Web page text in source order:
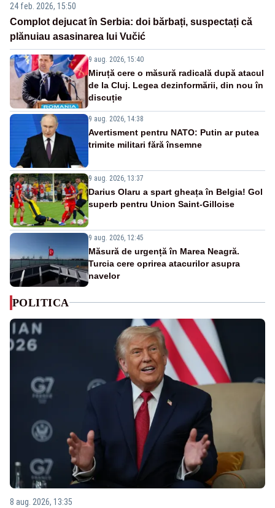
24 feb. 2026, 15:50
Complot dejucat în Serbia: doi bărbați, suspectați că
plănuiau asasinarea lui Vučić
9 aug. 2026, 15:40
Miruță cere o măsură radicală după atacul
de la Cluj. Legea dezinformării, din nou în
discuție
9 aug. 2026, 14:38
Avertisment pentru NATO: Putin ar putea
trimite militari fără însemne
9 aug. 2026, 13:37
Darius Olaru a spart gheața în Belgia! Gol
superb pentru Union Saint-Gilloise
9 aug. 2026, 12:45
Măsură de urgență în Marea Neagră.
Turcia cere oprirea atacurilor asupra
navelor
POLITICA
8 aug. 2026, 13:35